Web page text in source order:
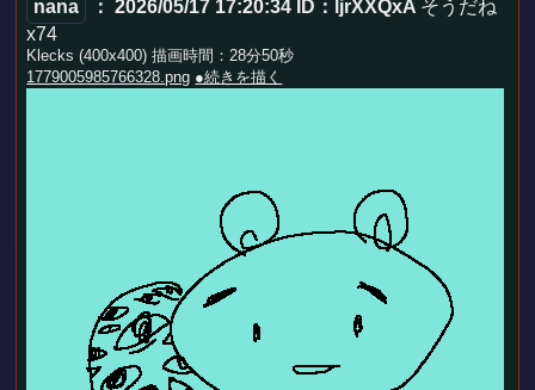
nana ： 2026/05/17 17:20:34 ID：ljrXXQxA そうだね
x74
Klecks (400x400) 描画時間：28分50秒
1779005985766328.png ●続きを描く